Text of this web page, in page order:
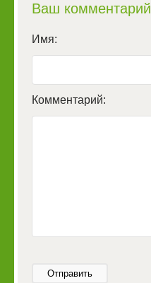
Ваш комментарий
Имя:
Комментарий:
Отправить